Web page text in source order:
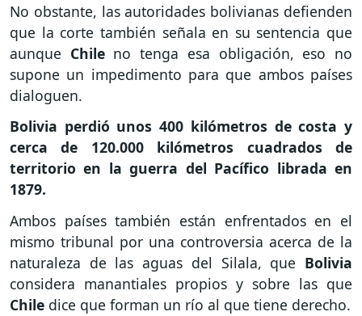
No obstante, las autoridades bolivianas defienden
que la corte también señala en su sentencia que
aunque Chile no tenga esa obligación, eso no
supone un impedimento para que ambos países
dialoguen.
Bolivia perdió unos 400 kilómetros de costa y
cerca de 120.000 kilómetros cuadrados de
territorio en la guerra del Pacífico librada en
1879.
Ambos países también están enfrentados en el
mismo tribunal por una controversia acerca de la
naturaleza de las aguas del Silala, que Bolivia
considera manantiales propios y sobre las que
Chile dice que forman un río al que tiene derecho.